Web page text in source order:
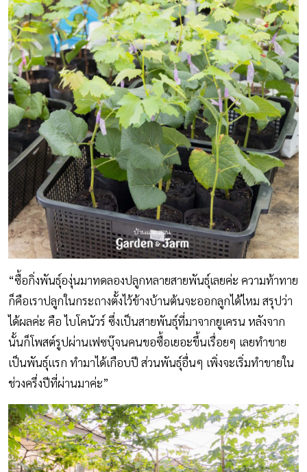
“ซื้อกิ่งพันธุ์องุ่นมาทดลองปลูกหลายสายพันธุ์เลยค่ะ ความท้าทาย
ก็คือเราปลูกในกระถางตั้งไว้ข้างบ้านต้นจะออกลูกได้ไหม สรุปว่า
ได้ผลค่ะ คือ ไบโคนัวร์ ซึ่งเป็นสายพันธุ์ที่มาจากยูเครน หลังจาก
นั้นก็โพสต์รูปผ่านเฟซบุ๊จนคนขอซื้อเยอะขึ้นเรื่อยๆ เลยทำขาย
เป็นพันธุ์แรก ทำมาได้เกือบปี ส่วนพันธุ์อื่นๆ เพิ่งจะเริ่มทำขายใน
ช่วงครึ่งปีที่ผ่านมาค่ะ”